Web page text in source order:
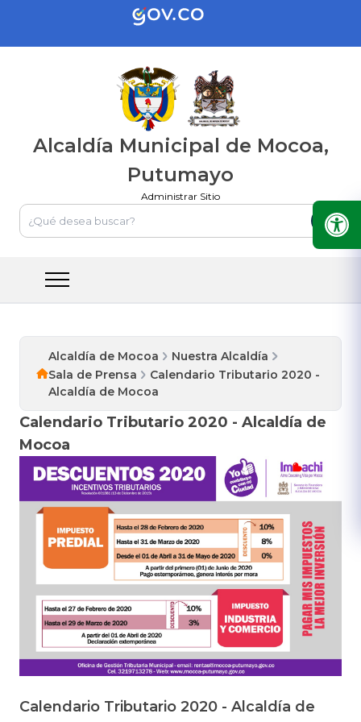
Alcaldía Municipal de Mocoa,
Putumayo
Administrar Sitio
Alcaldía de Mocoa
Nuestra Alcaldía
Sala de Prensa
Calendario Tributario 2020 -
Alcaldía de Mocoa
Calendario Tributario 2020 - Alcaldía de
Mocoa
Calendario Tributario 2020 - Alcaldía de